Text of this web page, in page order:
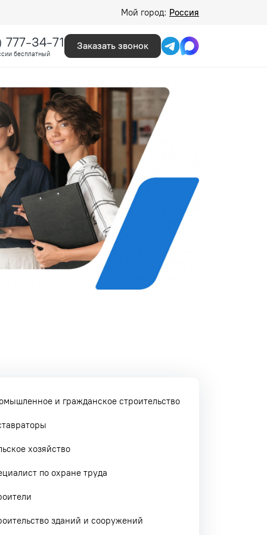
Мой город: Россия
34-71
бесплатный
Заказать звонок
и гражданское строительство
хозяйство
по охране труда
зданий и сооружений